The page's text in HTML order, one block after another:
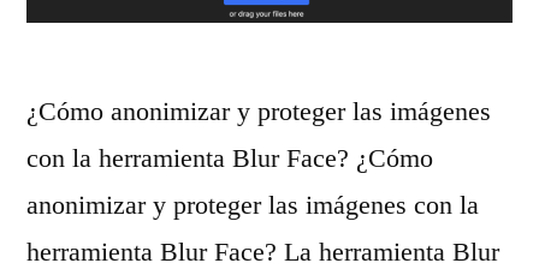
¿Cómo anonimizar y proteger las imágenes
con la herramienta Blur Face? ¿Cómo
anonimizar y proteger las imágenes con la
herramienta Blur Face? La herramienta Blur